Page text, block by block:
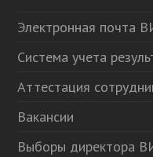
Электронная почта
Система учета
Аттестация
Вакансии
Выборы директора